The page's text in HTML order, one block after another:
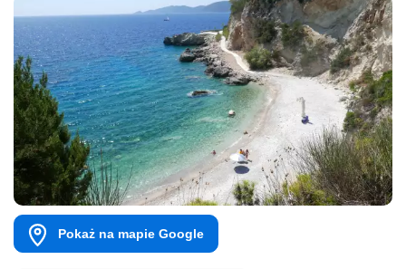
Pokaż na mapie Google